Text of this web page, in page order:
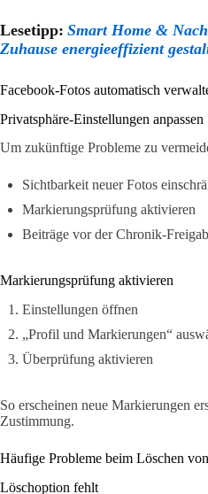
Lesetipp: Smart Home &
Zuhause energieeffizient
Facebook-Fotos automatisch
Privatsphäre-Einstellungen anpassen
Um zukünftige Probleme zu
Sichtbarkeit neuer Fotos
Markierungsprüfung aktivieren
Beiträge vor der Chronik-
Markierungsprüfung aktivieren
Einstellungen öffnen
„Profil und Markierungen“
Überprüfung aktivieren
So erscheinen neue Markierungen
Zustimmung.
Häufige Probleme beim Löschen
Löschoption fehlt